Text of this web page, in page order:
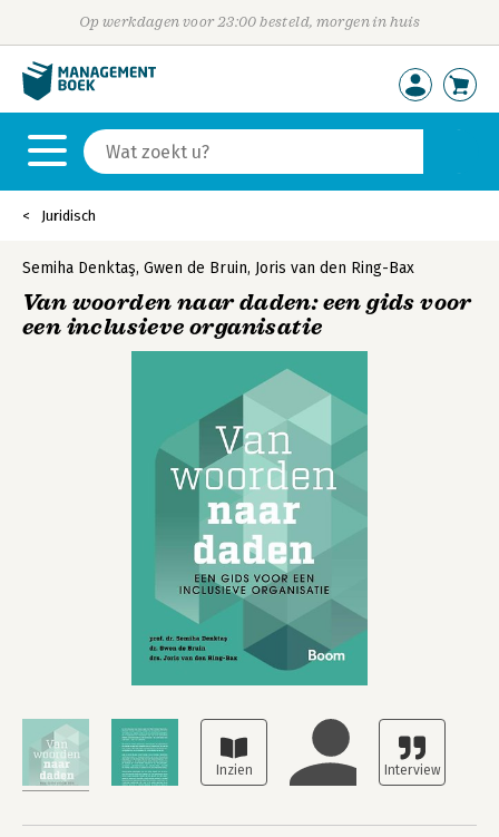
Op werkdagen voor 23:00 besteld, morgen in huis
Juridisch
Semiha Denktaş, Gwen de Bruin, Joris van den Ring-Bax
Van woorden naar daden: een gids voor
een inclusieve organisatie